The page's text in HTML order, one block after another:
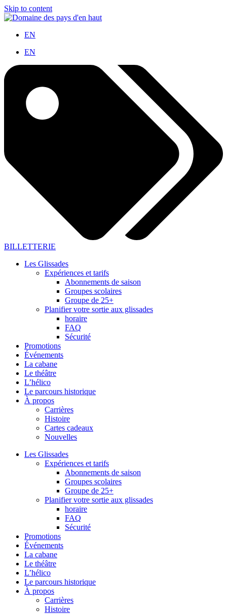
Skip to content
EN
EN
BILLETTERIE
Les Glissades
Expériences et tarifs
Abonnements de saison
Groupes scolaires
Groupe de 25+
Planifier votre sortie aux glissades
horaire
FAQ
Sécurité
Promotions
Événements
La cabane
Le théâtre
L’hélico
Le parcours historique
À propos
Carrières
Histoire
Cartes cadeaux
Nouvelles
Les Glissades
Expériences et tarifs
Abonnements de saison
Groupes scolaires
Groupe de 25+
Planifier votre sortie aux glissades
horaire
FAQ
Sécurité
Promotions
Événements
La cabane
Le théâtre
L’hélico
Le parcours historique
À propos
Carrières
Histoire